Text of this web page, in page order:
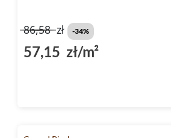
86,58zł -34%
57,15 zł/m²